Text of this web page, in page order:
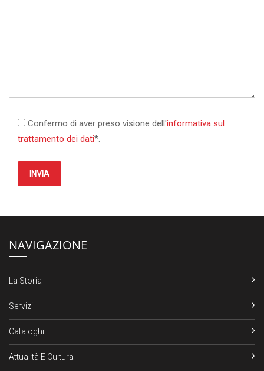
Confermo di aver preso visione dell'informativa sul
trattamento dei dati*.
INVIA
NAVIGAZIONE
La Storia
Servizi
Cataloghi
Attualità E Cultura